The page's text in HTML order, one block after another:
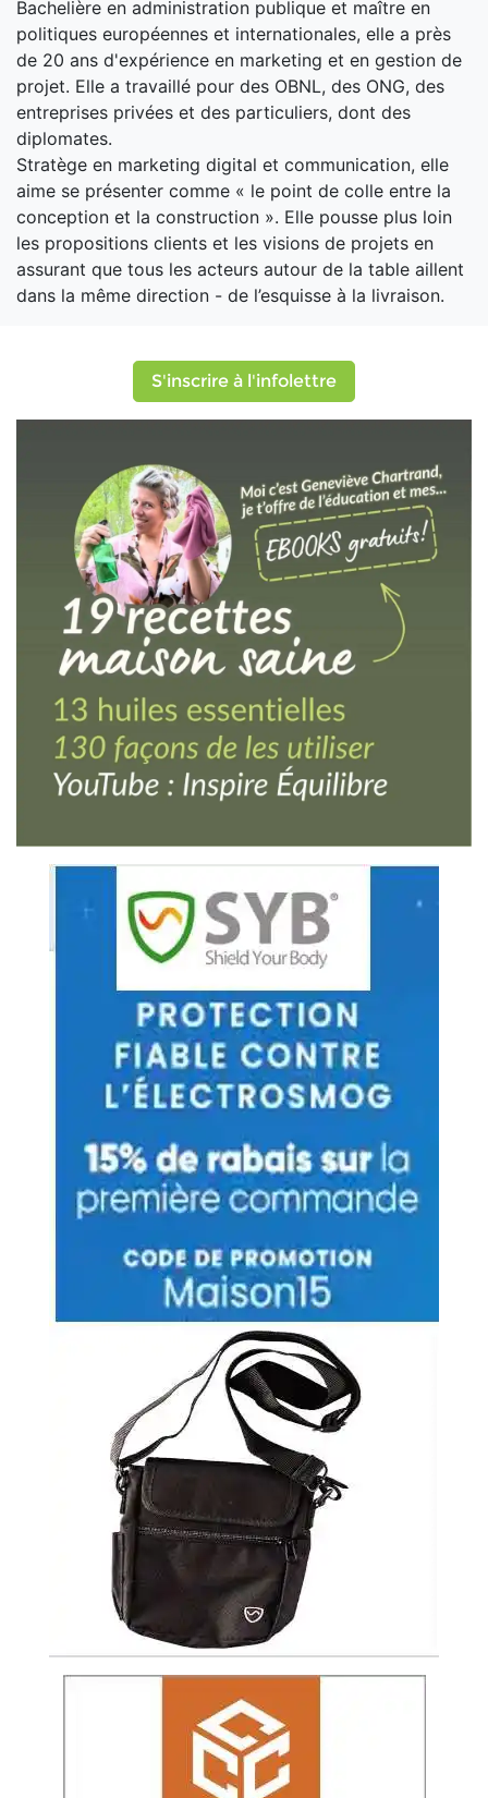
Bachelière en administration publique et maître en
politiques européennes et internationales, elle a près
de 20 ans d'expérience en marketing et en gestion de
projet. Elle a travaillé pour des OBNL, des ONG, des
entreprises privées et des particuliers, dont des
diplomates.
Stratège en marketing digital et communication, elle
aime se présenter comme « le point de colle entre la
conception et la construction ». Elle pousse plus loin
les propositions clients et les visions de projets en
assurant que tous les acteurs autour de la table aillent
dans la même direction - de l’esquisse à la livraison.
S'inscrire à l'infolettre